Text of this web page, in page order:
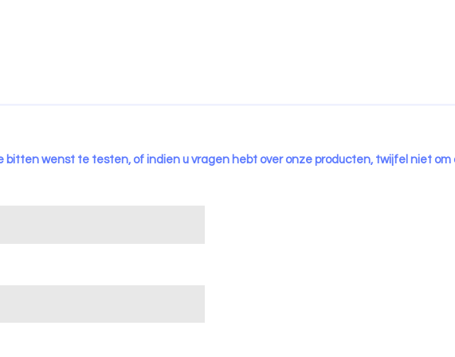
bitten wenst te testen, of indien u vragen hebt over onze producten, twijfel niet